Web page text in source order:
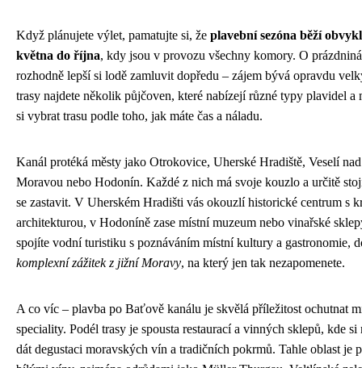
Když plánujete výlet, pamatujte si, že plavební sezóna běží
května do října, kdy jsou v provozu všechny komory. O
rozhodně lepší si lodě zamluvit dopředu – zájem bývá opravdu
trasy najdete několik půjčoven, které nabízejí různé typy plavidel a
si vybrat trasu podle toho, jak máte čas a náladu.
Kanál protéká městy jako Otrokovice, Uherské Hradiště, Veselí nad
Moravou nebo Hodonín. Každé z nich má svoje kouzlo a určitě
se zastavit. V Uherském Hradišti vás okouzlí historické centrum s
architekturou, v Hodoníně zase místní muzeum nebo vinařské
spojíte vodní turistiku s poznáváním místní kultury a gastronomie,
komplexní zážitek z jižní Moravy, na který jen tak nezapomenete.
A co víc – plavba po Baťově kanálu je skvělá příležitost ochutnat
speciality. Podél trasy je spousta restaurací a vinných sklepů, kde si
dát degustaci moravských vín a tradičních pokrmů. Tahle oblast je